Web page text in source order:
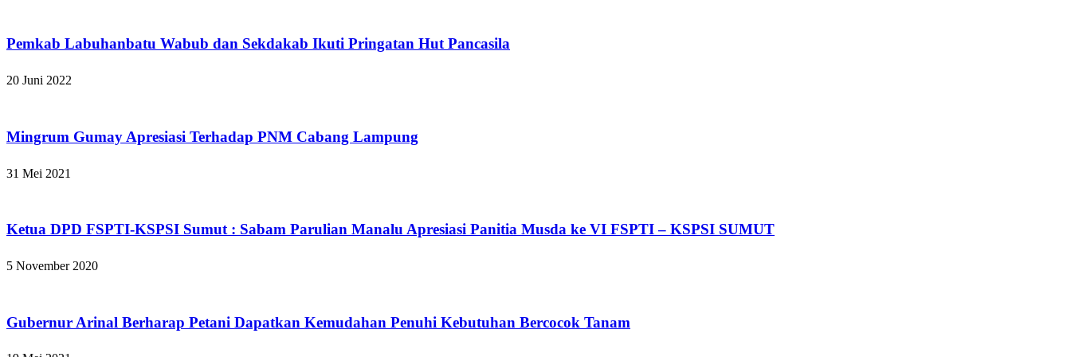
Pemkab Labuhanbatu Wabub dan Sekdakab Ikuti Pringatan Hut Pancasila
20 Juni 2022
Mingrum Gumay Apresiasi Terhadap PNM Cabang Lampung
31 Mei 2021
Ketua DPD FSPTI-KSPSI Sumut : Sabam Parulian Manalu Apresiasi Panitia Musda ke VI FSPTI – KSPSI SUMUT
5 November 2020
Gubernur Arinal Berharap Petani Dapatkan Kemudahan Penuhi Kebutuhan Bercocok Tanam